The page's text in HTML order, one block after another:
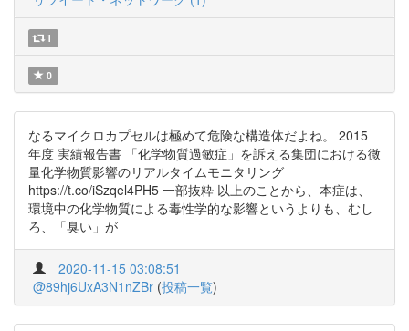
1
0
なるマイクロカプセルは極めて危険な構造体だよね。 2015
年度 実績報告書 「化学物質過敏症」を訴える集団における微
量化学物質影響のリアルタイムモニタリング
https://t.co/iSzqel4PH5 一部抜粋 以上のことから、本症は、
環境中の化学物質による毒性学的な影響というよりも、むし
ろ、「臭い」が
2020-11-15 03:08:51
@89hj6UxA3N1nZBr (投稿一覧)